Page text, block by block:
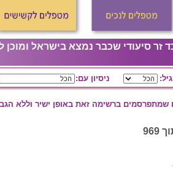
זר סיעודי שכבר נמצא בישראל ומוכן
גיל: ניסיון עם:
שמתפרסמים ברשימה זאת באופן ישיר וללא